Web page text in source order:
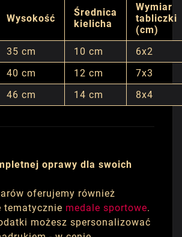
Wysokość
Średnica
kielicha
Wymiar
tabliczki
(cm)
35 cm 10 cm
6x2
40 cm 12 cm
7x3
46 cm 14 cm 8x4
oprawy dla swoich
oferujemy również
tematycznie medale sportowe.
możesz spersonalizować